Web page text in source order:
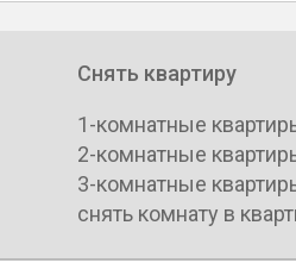
Снять квартиру
1-комнатные
2-комнатные
3-комнатные
снять комнату в